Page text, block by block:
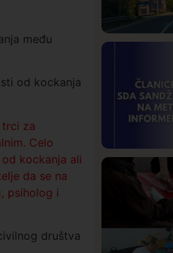
među
od kockanja
za
Celo
kockanja ali
da se na
psiholog i
društva
Požar od
plamenu –
tekst